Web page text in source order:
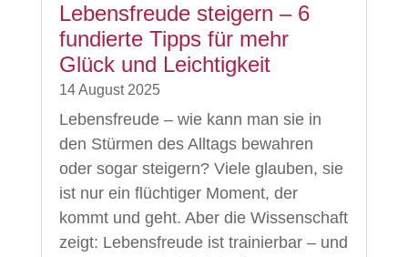
Lebensfreude steigern – 6
fundierte Tipps für mehr
Glück und Leichtigkeit
14 August 2025
Lebensfreude – wie kann man sie in
den Stürmen des Alltags bewahren
oder sogar steigern? Viele glauben, sie
ist nur ein flüchtiger Moment, der
kommt und geht. Aber die Wissenschaft
zeigt: Lebensfreude ist trainierbar – und